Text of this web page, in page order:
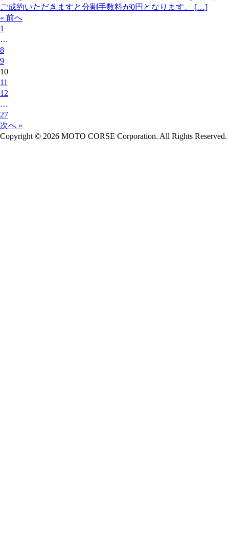
ご成約いただきますと分割手数料が0円となります。 […]
« 前へ
1
…
8
9
10
11
12
…
27
次へ »
Copyright © 2026 MOTO CORSE Corporation. All Rights Reserved.